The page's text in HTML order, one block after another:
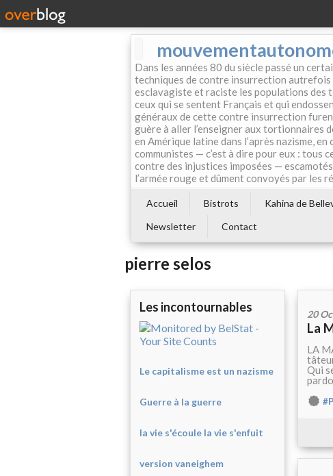
Dans les années 80 du siècle passé un
techniques de contre insurrection
esclavagiste et raciste les populations des
ceux qui se sentent Français et qui
généraux de cette contre insurrection
guère à aller l’enseigner aux tortionnaires
en Amérique latine dans l’après nazisme,
communistes — c’est à dire pour eux : tous
contre des injustices imposées —
l’armée rouge et dûment convoyés par les
Accueil Bistrots Kahina de
Newsletter
Contact
pierre selos
Les incontournables
Le capitalisme est un nazisme
Guerre à la guerre
la vie s'écoule la vie s'enfuit
version vaneighem
20
La
LA
Qui